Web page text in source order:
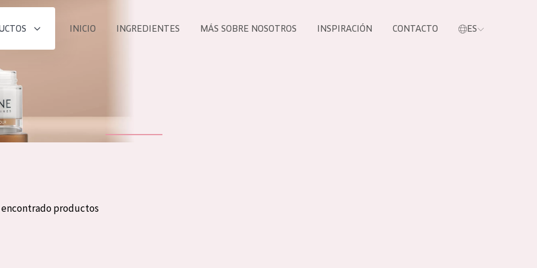
INICIO INGREDIENTES MÁS SOBRE NOSOTROS INSPIRACIÓN CONTACTO ES
encontrado productos